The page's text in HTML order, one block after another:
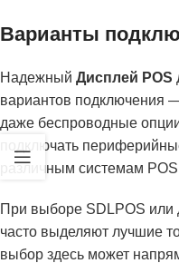
Варианты
Надежный Дисплей POS
вариантов подключения
даже беспроводные
подключать
различным системам
При выборе SDLPOS или
часто выделяют лучшие
выбор здесь может